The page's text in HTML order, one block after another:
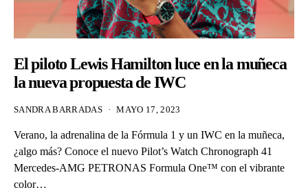
El piloto Lewis Hamilton luce en la muñeca
la nueva propuesta de IWC
SANDRA BARRADAS MAYO 17, 2023
Verano, la adrenalina de la Fórmula 1 y un IWC en la muñeca,
¿algo más? Conoce el nuevo Pilot’s Watch Chronograph 41
Mercedes-AMG PETRONAS Formula One™ con el vibrante
color…